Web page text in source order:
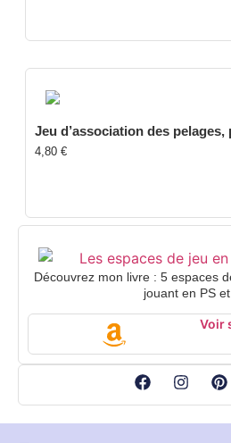
Jeu d’association des
4,80 €
Découvrez mon livre : 5 espaces
jouant en PS et
Voir